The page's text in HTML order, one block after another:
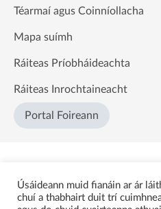
Téarmaí agus Coinníollacha
Mapa suímh
Ráiteas Príobháideachta
Ráiteas Inrochtaineacht
Portal Foireann
Úsáideann muid fianáin ar ár
chuí a thabhairt duit trí